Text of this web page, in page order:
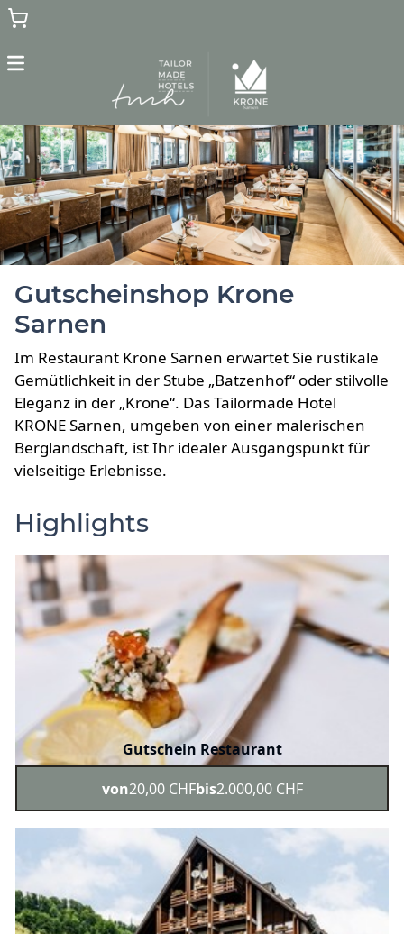
Menu
Home
Hotel Gutscheine
Restaurant Gutscheine
Zurück zur Webseite
Gutscheinshop Krone
Sarnen
Im Restaurant Krone Sarnen erwartet Sie rustikale
Gemütlichkeit in der Stube „Batzenhof“ oder stilvolle
Eleganz in der „Krone“. Das Tailormade Hotel
KRONE Sarnen, umgeben von einer malerischen
Berglandschaft, ist Ihr idealer Ausgangspunkt für
vielseitige Erlebnisse.
Highlights
Gutschein Restaurant
von20,00 CHFbis2.000,00 CHF